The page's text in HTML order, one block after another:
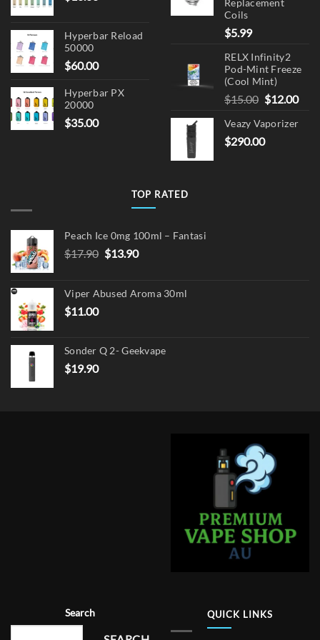
Hyperbar Reload
50000
$60.00
Hyperbar PX
20000
$35.00
Replacement
Coils
$5.99
RELX Infinity2
Pod-Mint Freeze
(Cool Mint)
$15.00 Original
was:
$15.00.
$12.00
Veazy Vaporizer
$290.00
TOP RATED
Peach Ice 0mg 100ml – Fantasi
$17.90 Original
$17.90.
$13.90Current
$13.90.
Viper Abused Aroma 30ml
$11.00
Sonder Q 2- Geekvape
$19.90
Search QUICK LINKS